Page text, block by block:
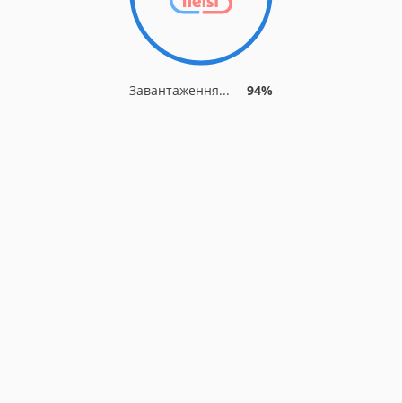
Завантаження... 94%